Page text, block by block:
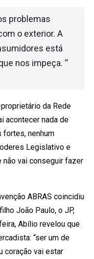
problemas
o exterior. A
está
nos impeça. “
da Rede
acontecer nada de
nenhum
Legislativo e
não vai conseguir fazer
ABRAS coincidiu
João Paulo, o JP,
Abílio revelou que
“ser um de
coração vai estar